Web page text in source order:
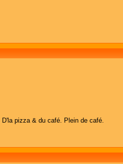
pizza & du café. Plein de café.